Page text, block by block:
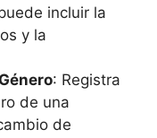
incluir la
y la
: Registra
de una
de